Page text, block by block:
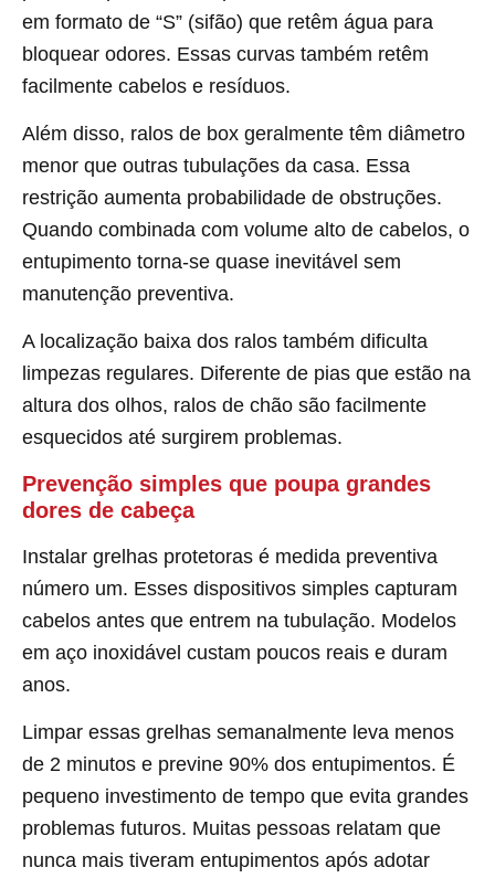
em formato de “S” (sifão) que retêm água para
bloquear odores. Essas curvas também retêm
facilmente cabelos e resíduos.
Além disso, ralos de box geralmente têm diâmetro
menor que outras tubulações da casa. Essa
restrição aumenta probabilidade de obstruções.
Quando combinada com volume alto de cabelos, o
entupimento torna-se quase inevitável sem
manutenção preventiva.
A localização baixa dos ralos também dificulta
limpezas regulares. Diferente de pias que estão na
altura dos olhos, ralos de chão são facilmente
esquecidos até surgirem problemas.
Prevenção simples que poupa grandes
dores de cabeça
Instalar grelhas protetoras é medida preventiva
número um. Esses dispositivos simples capturam
cabelos antes que entrem na tubulação. Modelos
em aço inoxidável custam poucos reais e duram
anos.
Limpar essas grelhas semanalmente leva menos
de 2 minutos e previne 90% dos entupimentos. É
pequeno investimento de tempo que evita grandes
problemas futuros. Muitas pessoas relatam que
nunca mais tiveram entupimentos após adotar